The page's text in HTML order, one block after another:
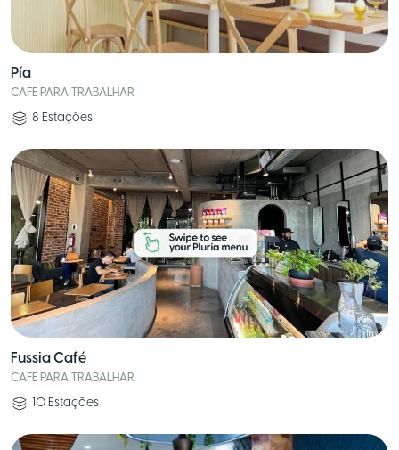
Pía
CAFE PARA TRABALHAR
8 Estações
Fussia Café
CAFE PARA TRABALHAR
10 Estações